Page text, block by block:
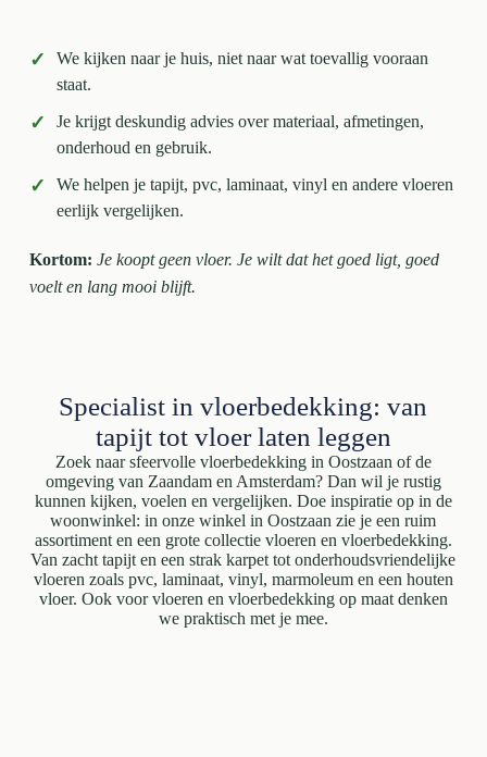
✓
We kijken naar je huis, niet naar wat toevallig vooraan
staat.
✓
Je krijgt deskundig advies over materiaal, afmetingen,
onderhoud en gebruik.
✓
We helpen je tapijt, pvc, laminaat, vinyl en andere vloeren
eerlijk vergelijken.
Kortom: Je koopt geen vloer. Je wilt dat het goed ligt, goed
voelt en lang mooi blijft.
Specialist in vloerbedekking: van
tapijt tot vloer laten leggen
Zoek naar sfeervolle vloerbedekking in Oostzaan of de
omgeving van Zaandam en Amsterdam? Dan wil je rustig
kunnen kijken, voelen en vergelijken. Doe inspiratie op in de
woonwinkel: in onze winkel in Oostzaan zie je een ruim
assortiment en een grote collectie vloeren en vloerbedekking.
Van zacht tapijt en een strak karpet tot onderhoudsvriendelijke
vloeren zoals pvc, laminaat, vinyl, marmoleum en een houten
vloer. Ook voor vloeren en vloerbedekking op maat denken
we praktisch met je mee.